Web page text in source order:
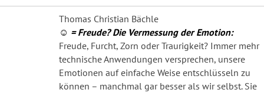
Thomas Christian Bächle
☺ = Freude? Die Vermessung der Emotion:
Freude, Furcht, Zorn oder Traurigkeit? Immer mehr
technische Anwendungen versprechen, unsere
Emotionen auf einfache Weise entschlüsseln zu
können – manchmal gar besser als wir selbst. Sie